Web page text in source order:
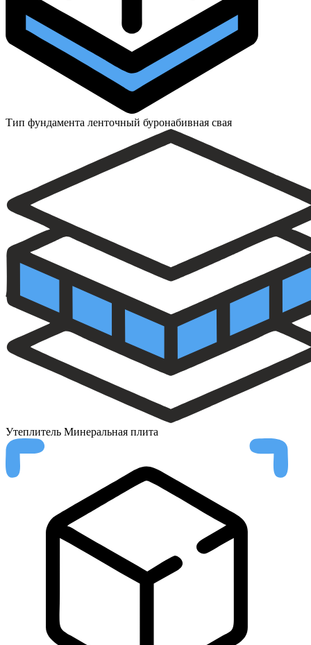
Тип фундамента ленточный буронабивная свая
Утеплитель Минеральная плита